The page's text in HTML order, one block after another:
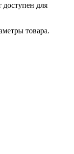
для
товара.